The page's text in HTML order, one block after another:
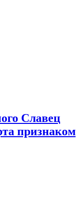
Славец
признаком